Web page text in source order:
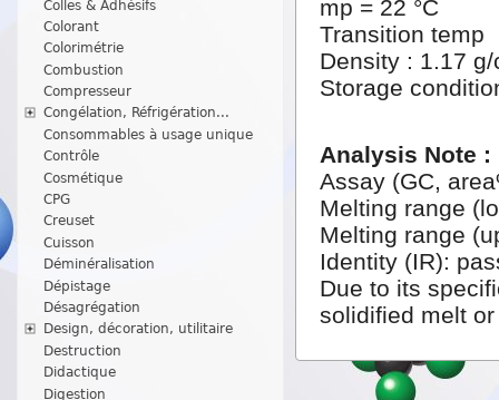
Colles & Adhésifs
Colorant
Colorimétrie
Combustion
Compresseur
Congélation, Réfrigération...
Consommables à usage unique
Contrôle
Cosmétique
CPG
Creuset
Cuisson
Déminéralisation
Dépistage
Désagrégation
Design, décoration, utilitaire
Destruction
Didactique
Digestion
mp = 22 °C
Transition temp
Density : 1.17 g/
Storage
Analysis Note :
Assay (GC,
Melting range
Melting range
Identity (IR):
Due to its
solidified melt